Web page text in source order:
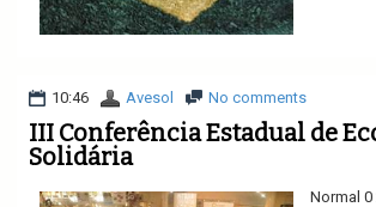
10:46 Avesol No comments
III Conferência Estadual de
Solidária
Normal